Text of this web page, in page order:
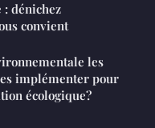
dénichez
convient
les
implémenter pour
écologique?